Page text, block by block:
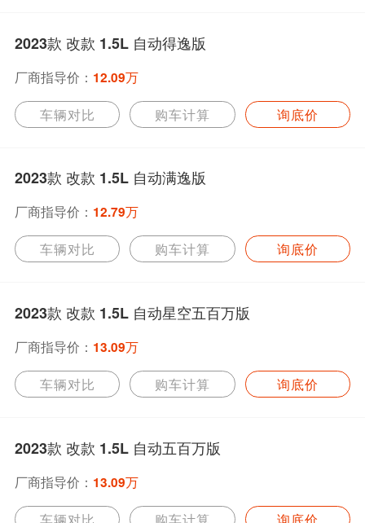
2023款 改款 1.5L 自动得逸版
厂商指导价： 12.09万
车辆对比 购车计算 询底价
2023款 改款 1.5L 自动满逸版
厂商指导价： 12.79万
车辆对比 购车计算 询底价
2023款 改款 1.5L 自动星空五百万版
厂商指导价： 13.09万
车辆对比 购车计算 询底价
2023款 改款 1.5L 自动五百万版
厂商指导价： 13.09万
车辆对比 购车计算 询底价